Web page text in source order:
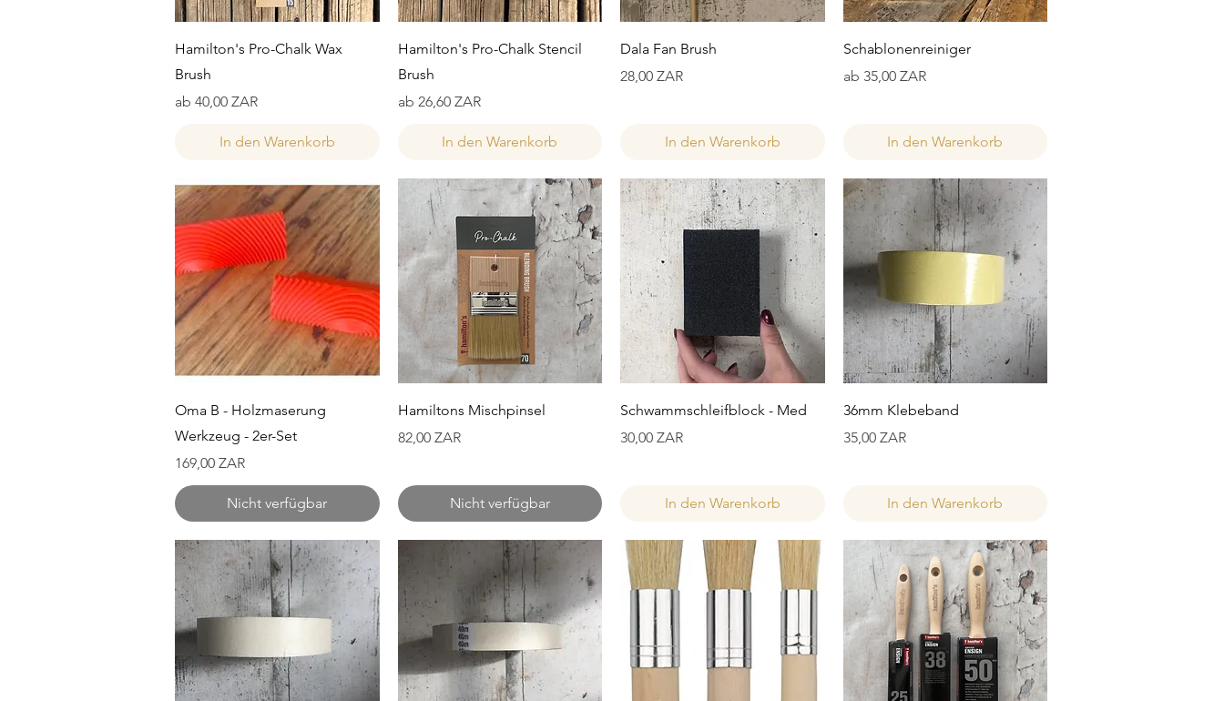
Schnellansicht
Hamilton's Pro-Chalk Wax
Brush
ab 40,00 ZAR
Sale-Preis
In den Warenkorb
Schnellansicht
Hamilton's Pro-Chalk Stencil
Brush
ab 26,60 ZAR
Sale-Preis
In den Warenkorb
Schnellansicht
Dala Fan Brush
Preis
28,00 ZAR
In den Warenkorb
Schnellansicht
Schablonenreiniger
ab 35,00 ZAR
Sale-Preis
In den Warenkorb
Schnellansicht
Oma B - Holzmaserung
Werkzeug - 2er-Set
Preis
169,00 ZAR
Nicht verfügbar
Schnellansicht
Hamiltons Mischpinsel
Preis
82,00 ZAR
Nicht verfügbar
Schnellansicht
Schwammschleifblock - Med
Preis
30,00 ZAR
In den Warenkorb
Schnellansicht
36mm Klebeband
Preis
35,00 ZAR
In den Warenkorb